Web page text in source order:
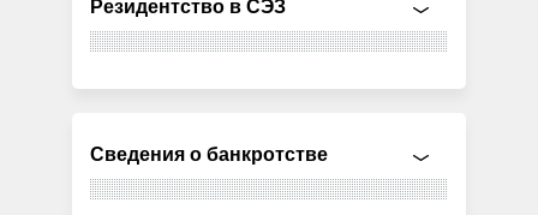
Резидентство в СЭЗ
Сведения о банкротстве